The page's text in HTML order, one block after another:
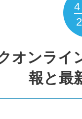
4
オンライ
報と最